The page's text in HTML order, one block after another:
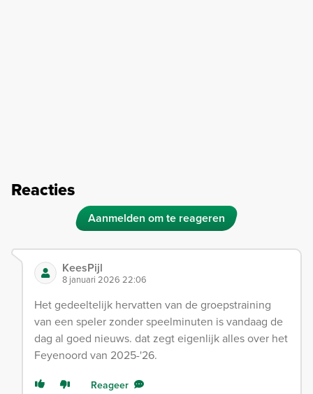
Reacties
Aanmelden om te reageren
KeesPijl
8 januari 2026 22:06
Het gedeeltelijk hervatten van de groepstraining
van een speler zonder speelminuten is vandaag de
dag al goed nieuws. dat zegt eigenlijk alles over het
Feyenoord van 2025-'26.
Reageer